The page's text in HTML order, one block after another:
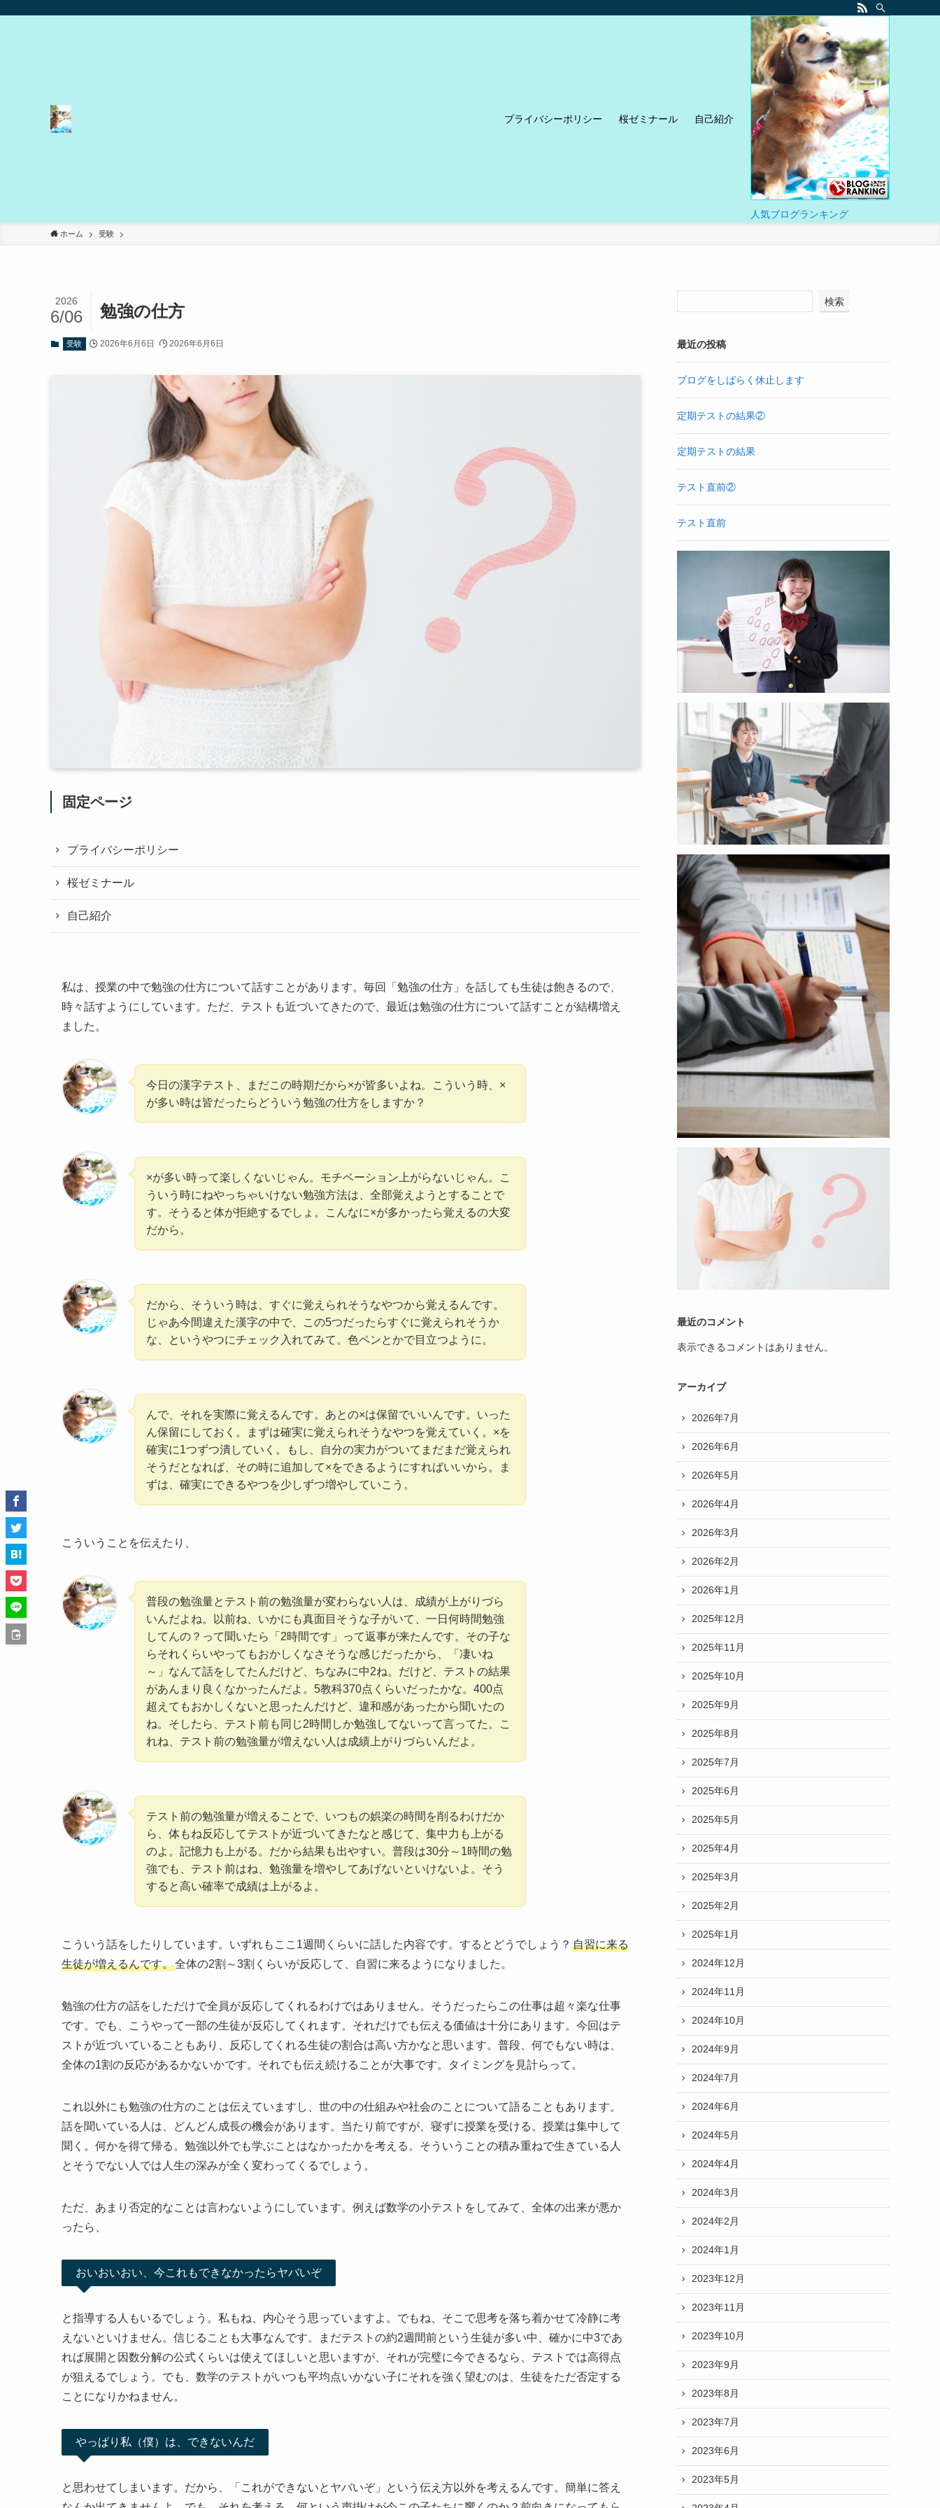
プライバシーポリシー 桜ゼミナール 自己紹介
人気ブログランキング
ホーム 受験
勉強の仕方
2026
6/06
受験 2026年6月6日 2026年6月6日
固定ページ
プライバシーポリシー
桜ゼミナール
自己紹介
私は、授業の中で勉強の仕方について話すことがあります。毎回「勉強の仕方」を話しても生徒は飽きるので、
時々話すようにしています。ただ、テストも近づいてきたので、最近は勉強の仕方について話すことが結構増え
ました。
今日の漢字テスト、まだこの時期だから×が皆多いよね。こういう時、×
が多い時は皆だったらどういう勉強の仕方をしますか？
×が多い時って楽しくないじゃん。モチベーション上がらないじゃん。こ
ういう時にねやっちゃいけない勉強方法は、全部覚えようとすることで
す。そうると体が拒絶するでしょ。こんなに×が多かったら覚えるの大変
だから。
だから、そういう時は、すぐに覚えられそうなやつから覚えるんです。
じゃあ今間違えた漢字の中で、この5つだったらすぐに覚えられそうか
な、というやつにチェック入れてみて。色ペンとかで目立つように。
んで、それを実際に覚えるんです。あとの×は保留でいいんです。いった
ん保留にしておく。まずは確実に覚えられそうなやつを覚えていく。×を
確実に1つずつ潰していく。もし、自分の実力がついてまだまだ覚えられ
そうだとなれば、その時に追加して×をできるようにすればいいから。ま
ずは、確実にできるやつを少しずつ増やしていこう。
こういうことを伝えたり、
普段の勉強量とテスト前の勉強量が変わらない人は、成績が上がりづら
いんだよね。以前ね、いかにも真面目そうな子がいて、一日何時間勉強
してんの？って聞いたら「2時間です」って返事が来たんです。その子な
らそれくらいやってもおかしくなさそうな感じだったから、「凄いね
～」なんて話をしてたんだけど、ちなみに中2ね。だけど、テストの結果
があんまり良くなかったんだよ。5教科370点くらいだったかな。400点
超えてもおかしくないと思ったんだけど、違和感があったから聞いたの
ね。そしたら、テスト前も同じ2時間しか勉強してないって言ってた。こ
れね、テスト前の勉強量が増えない人は成績上がりづらいんだよ。
テスト前の勉強量が増えることで、いつもの娯楽の時間を削るわけだか
ら、体もね反応してテストが近づいてきたなと感じて、集中力も上がる
のよ。記憶力も上がる。だから結果も出やすい。普段は30分～1時間の勉
強でも、テスト前はね、勉強量を増やしてあげないといけないよ。そう
すると高い確率で成績は上がるよ。
こういう話をしたりしています。いずれもここ1週間くらいに話した内容です。するとどうでしょう？ 自習に来る
生徒が増えるんです。全体の2割～3割くらいが反応して、自習に来るようになりました。
勉強の仕方の話をしただけで全員が反応してくれるわけではありません。そうだったらこの仕事は超々楽な仕事
です。でも、こうやって一部の生徒が反応してくれます。それだけでも伝える価値は十分にあります。今回はテ
ストが近づいていることもあり、反応してくれる生徒の割合は高い方かなと思います。普段、何でもない時は、
全体の1割の反応があるかないかです。それでも伝え続けることが大事です。タイミングを見計らって。
これ以外にも勉強の仕方のことは伝えていますし、世の中の仕組みや社会のことについて語ることもあります。
話を聞いている人は、どんどん成長の機会があります。当たり前ですが、寝ずに授業を受ける。授業は集中して
聞く。何かを得て帰る。勉強以外でも学ぶことはなかったかを考える。そういうことの積み重ねで生きている人
とそうでない人では人生の深みが全く変わってくるでしょう。
ただ、あまり否定的なことは言わないようにしています。例えば数学の小テストをしてみて、全体の出来が悪か
ったら、
おいおいおい、今これもできなかったらヤバいぞ
と指導する人もいるでしょう。私もね、内心そう思っていますよ。でもね、そこで思考を落ち着かせて冷静に考
えないといけません。信じることも大事なんです。まだテストの約2週間前という生徒が多い中、確かに中3であ
れば展開と因数分解の公式くらいは使えてほしいと思いますが、それが完璧に今できるなら、テストでは高得点
が狙えるでしょう。でも、数学のテストがいつも平均点いかない子にそれを強く望むのは、生徒をただ否定する
ことになりかねません。
やっぱり私（僕）は、できないんだ
と思わせてしまいます。だから、「これができないとヤバいぞ」という伝え方以外を考えるんです。簡単に答え
検索
最近の投稿
ブログをしばらく休止します
定期テストの結果②
定期テストの結果
テスト直前②
テスト直前
最近のコメント
表示できるコメントはありません。
アーカイブ
2026年7月
2026年6月
2026年5月
2026年4月
2026年3月
2026年2月
2026年1月
2025年12月
2025年11月
2025年10月
2025年9月
2025年8月
2025年7月
2025年6月
2025年5月
2025年4月
2025年3月
2025年2月
2025年1月
2024年12月
2024年11月
2024年10月
2024年9月
2024年7月
2024年6月
2024年5月
2024年4月
2024年3月
2024年2月
2024年1月
2023年12月
2023年11月
2023年10月
2023年9月
2023年8月
2023年7月
2023年6月
2023年5月